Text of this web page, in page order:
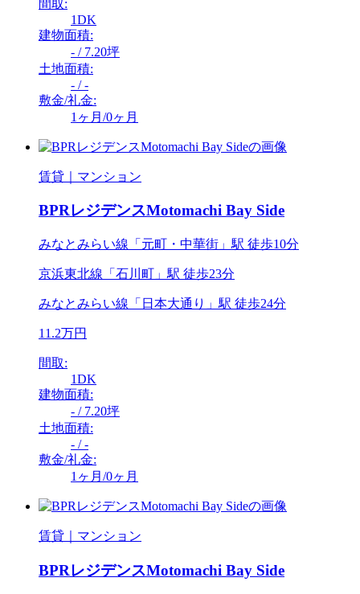
間取:
1DK
建物面積:
- / 7.20坪
土地面積:
- / -
敷金/礼金:
1ヶ月/0ヶ月
賃貸｜マンション
BPRレジデンスMotomachi Bay Side
みなとみらい線「元町・中華街」駅 徒歩10分
京浜東北線「石川町」駅 徒歩23分
みなとみらい線「日本大通り」駅 徒歩24分
11.2万円
間取:
1DK
建物面積:
- / 7.20坪
土地面積:
- / -
敷金/礼金:
1ヶ月/0ヶ月
賃貸｜マンション
BPRレジデンスMotomachi Bay Side